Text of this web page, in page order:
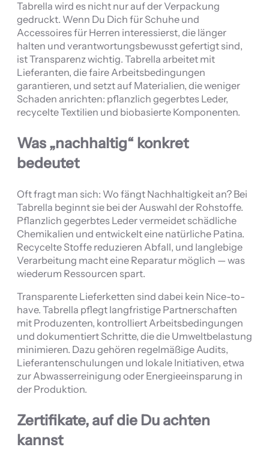
Tabrella wird es nicht nur auf der Verpackung
gedruckt. Wenn Du Dich für Schuhe und
Accessoires für Herren interessierst, die länger
halten und verantwortungsbewusst gefertigt sind,
ist Transparenz wichtig. Tabrella arbeitet mit
Lieferanten, die faire Arbeitsbedingungen
garantieren, und setzt auf Materialien, die weniger
Schaden anrichten: pflanzlich gegerbtes Leder,
recycelte Textilien und biobasierte Komponenten.
Was „nachhaltig“ konkret
bedeutet
Oft fragt man sich: Wo fängt Nachhaltigkeit an? Bei
Tabrella beginnt sie bei der Auswahl der Rohstoffe.
Pflanzlich gegerbtes Leder vermeidet schädliche
Chemikalien und entwickelt eine natürliche Patina.
Recycelte Stoffe reduzieren Abfall, und langlebige
Verarbeitung macht eine Reparatur möglich — was
wiederum Ressourcen spart.
Transparente Lieferketten sind dabei kein Nice-to-
have. Tabrella pflegt langfristige Partnerschaften
mit Produzenten, kontrolliert Arbeitsbedingungen
und dokumentiert Schritte, die die Umweltbelastung
minimieren. Dazu gehören regelmäßige Audits,
Lieferantenschulungen und lokale Initiativen, etwa
zur Abwasserreinigung oder Energieeinsparung in
der Produktion.
Zertifikate, auf die Du achten
kannst